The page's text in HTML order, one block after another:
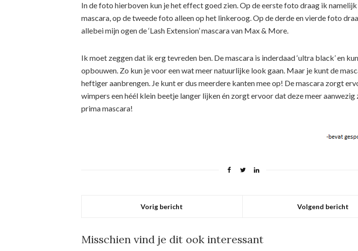
In de foto hierboven kun je het effect goed zien. Op de eerste foto draag ik namelijk
mascara, op de tweede foto alleen op het linkeroog. Op de derde en vierde foto
allebei mijn ogen de ‘Lash Extension’ mascara van Max & More.
Ik moet zeggen dat ik erg tevreden ben. De mascara is inderdaad ‘ultra black’ en
opbouwen. Zo kun je voor een wat meer natuurlijke look gaan. Maar je kunt de
heftiger aanbrengen. Je kunt er dus meerdere kanten mee op! De mascara zorgt
wimpers een héél klein beetje langer lijken én zorgt ervoor dat deze meer aanwezig
prima mascara!
Vorig bericht Volgend bericht
Misschien vind je dit ook interessant